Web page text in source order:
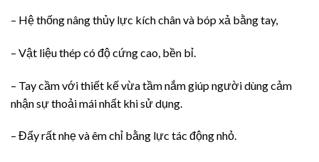
– Hệ thống nâng thủy lực kích chân và bóp xả bằng tay,
– Vật liệu thép có độ cứng cao, bền bỉ.
– Tay cầm với thiết kế vừa tầm nắm giúp người dùng cảm
nhận sự thoải mái nhất khi sử dụng.
– Đẩy rất nhẹ và êm chỉ bằng lực tác động nhỏ.